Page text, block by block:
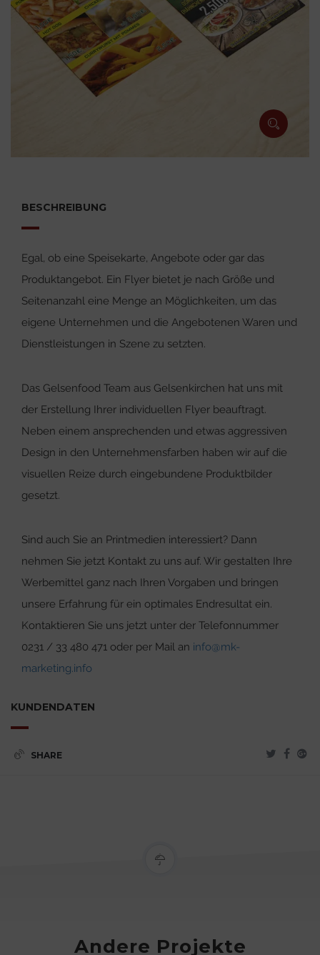
BESCHREIBUNG
Egal, ob eine Speisekarte, Angebote oder gar das
Produktangebot. Ein Flyer bietet je nach Größe und
Seitenanzahl eine Menge an Möglichkeiten, um das
eigene Unternehmen und die Angebotenen Waren und
Dienstleistungen in Szene zu setzten.
Das Gelsenfood Team aus Gelsenkirchen hat uns mit
der Erstellung Ihrer individuellen Flyer beauftragt.
Neben einem ansprechenden und etwas aggressiven
Design in den Unternehmensfarben haben wir auf die
visuellen Reize durch eingebundene Produktbilder
gesetzt.
Sind auch Sie an Printmedien interessiert? Dann
nehmen Sie jetzt Kontakt zu uns auf. Wir gestalten Ihre
Werbemittel ganz nach Ihren Vorgaben und bringen
unsere Erfahrung für ein optimales Endresultat ein.
Kontaktieren Sie uns jetzt unter der Telefonnummer
0231 / 33 480 471 oder per Mail an info@mk-
marketing.info
KUNDENDATEN
SHARE
Andere Projekte